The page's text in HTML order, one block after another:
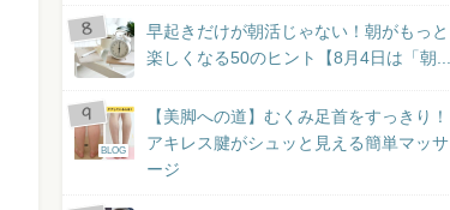
早起きだけが朝活じゃない！朝がもっと
楽しくなる50のヒント【8月4日は「朝...
BLOG
【美脚への道】むくみ足首をすっきり！
アキレス腱がシュッと見える簡単マッサ
ージ